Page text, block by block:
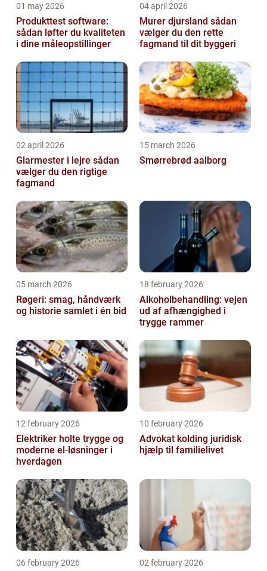
01 may 2026
Produkttest software:
sådan løfter du kvaliteten
i dine måleopstillinger
04 april 2026
Murer djursland sådan
vælger du den rette
fagmand til dit byggeri
02 april 2026
Glarmester i lejre sådan
vælger du den rigtige
fagmand
15 march 2026
Smørrebrød aalborg
05 march 2026
Røgeri: smag, håndværk
og historie samlet i én bid
18 february 2026
Alkoholbehandling: vejen
ud af afhængighed i
trygge rammer
12 february 2026
Elektriker holte trygge og
moderne el-løsninger i
hverdagen
10 february 2026
Advokat kolding juridisk
hjælp til familielivet
06 february 2026 02 february 2026